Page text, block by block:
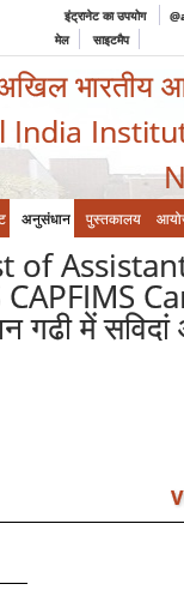
इंट्रानेट का उपयोग
मेल
साइटमैप
भारतीय
India
अनुसंधान पुस्तकालय
of
गढी में